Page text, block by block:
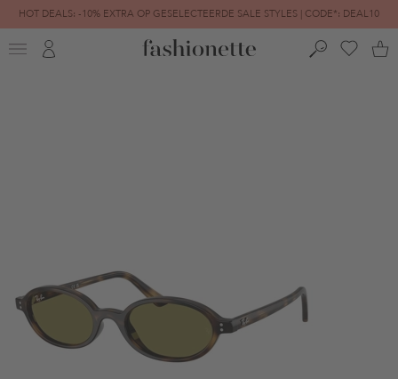
HOT DEALS: -10% EXTRA OP GESELECTEERDE SALE STYLES | CODE*: DEAL10
FINAL SALE | TOT -80% GEREDUCEERD